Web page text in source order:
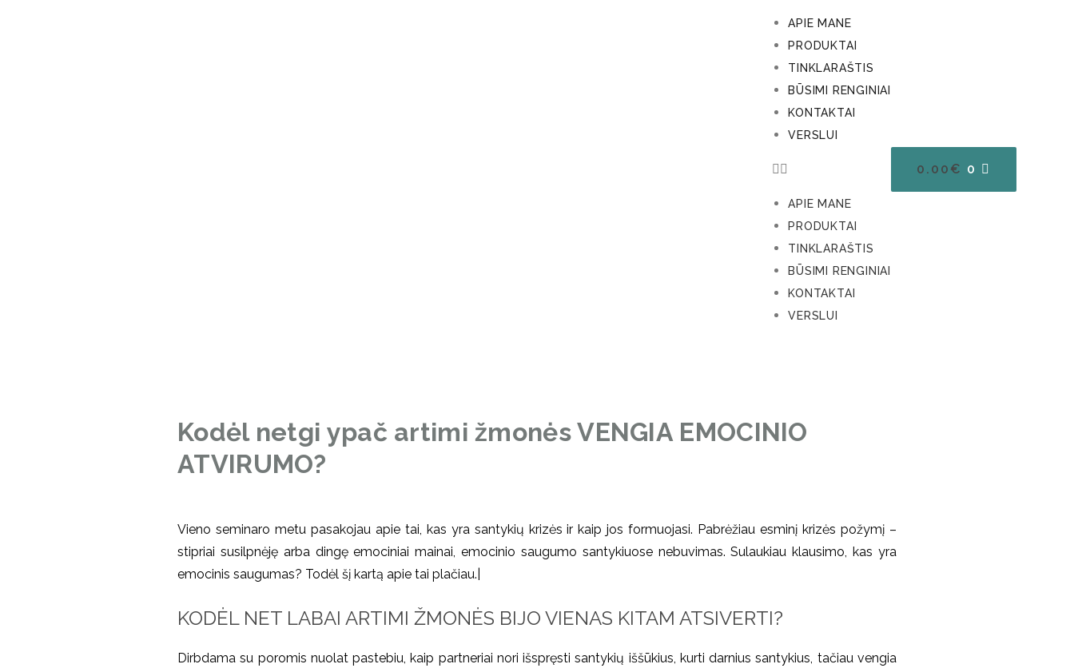
APIE MANE
PRODUKTAI
TINKLARAŠTIS
BŪSIMI RENGINIAI
KONTAKTAI
VERSLUI
APIE MANE
PRODUKTAI
TINKLARAŠTIS
BŪSIMI RENGINIAI
KONTAKTAI
VERSLUI
0.00 € 0
Kodėl netgi ypač artimi žmonės VENGIA EMOCINIO
ATVIRUMO?
Vieno seminaro metu pasakojau apie tai, kas yra santykių krizės ir kaip jos formuojasi. Pabrėžiau esminį krizės požymį –
stipriai susilpnėję arba dingę emociniai mainai, emocinio saugumo santykiuose nebuvimas. Sulaukiau klausimo, kas yra
emocinis saugumas? Todėl šį kartą apie tai plačiau.|
KODĖL NET LABAI ARTIMI ŽMONĖS BIJO VIENAS KITAM ATSIVERTI?
Dirbdama su poromis nuolat pastebiu, kaip partneriai nori išspręsti santykių iššūkius, kurti darnius santykius, tačiau vengia